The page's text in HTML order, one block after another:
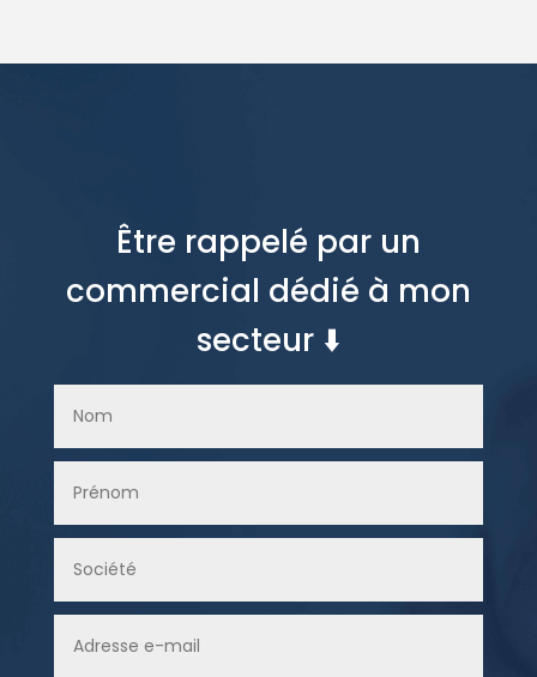
Être rappelé par un
commercial dédié à mon
secteur ⬇️